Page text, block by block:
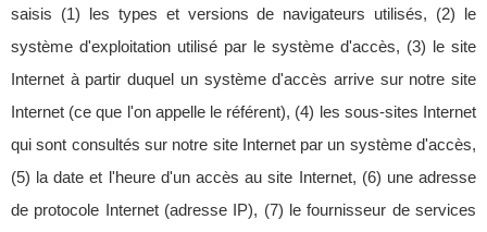
saisis (1) les types et versions de navigateurs utilisés, (2) le
système d'exploitation utilisé par le système d'accès, (3) le site
Internet à partir duquel un système d'accès arrive sur notre site
Internet (ce que l'on appelle le référent), (4) les sous-sites Internet
qui sont consultés sur notre site Internet par un système d'accès,
(5) la date et l'heure d'un accès au site Internet, (6) une adresse
de protocole Internet (adresse IP), (7) le fournisseur de services